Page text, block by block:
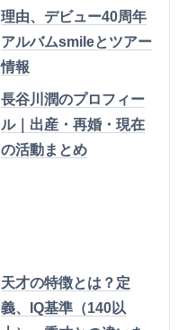
理由、デビュー40周年
アルバムsmileとツアー
情報
長谷川潤のプロフィー
ル｜出産・再婚・現在
の活動まとめ
天才の特徴とは？定
義、IQ基準（140以